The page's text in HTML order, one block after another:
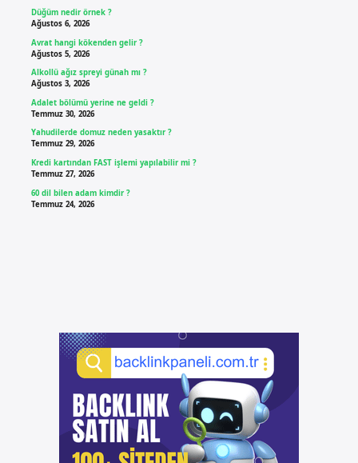
Düğüm nedir örnek ?
Ağustos 6, 2026
Avrat hangi kökenden gelir ?
Ağustos 5, 2026
Alkollü ağız spreyi günah mı ?
Ağustos 3, 2026
Adalet bölümü yerine ne geldi ?
Temmuz 30, 2026
Yahudilerde domuz neden yasaktır ?
Temmuz 29, 2026
Kredi kartından FAST işlemi yapılabilir mi ?
Temmuz 27, 2026
60 dil bilen adam kimdir ?
Temmuz 24, 2026